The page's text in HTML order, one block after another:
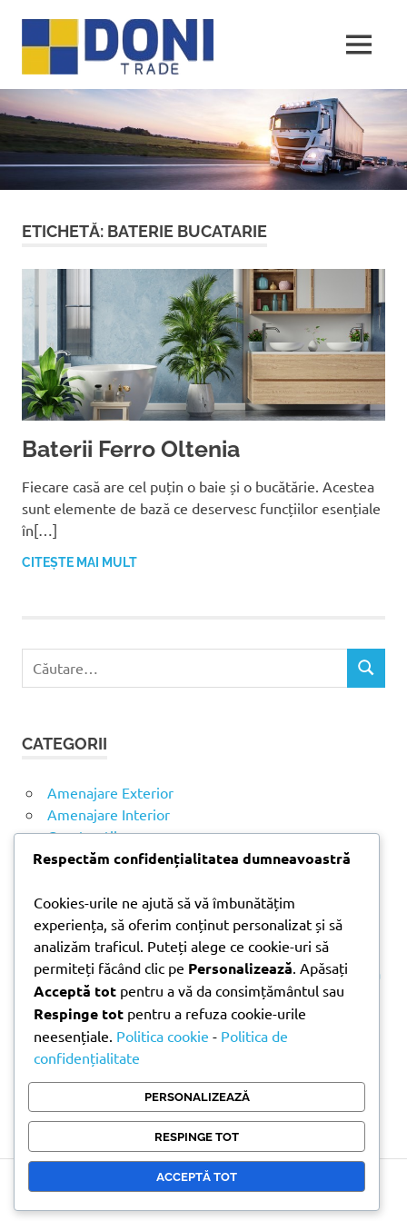
conținut
MENU
ETICHETĂ: BATERIE BUCATARIE
Baterii Ferro Oltenia
Fiecare casă are cel puțin o baie și o bucătărie. Acestea
sunt elemente de bază ce deservesc funcțiilor esențiale
în[…]
CITEȘTE MAI MULT
ă
u
p
ă
C
CATEGORII
Amenajare Exterior
Amenajare Interior
Construcții
Noutăți
ARTICOLE RECENTE
Parchet laminat sau SPC? Diferențele care contează
Materiale pentru zidărie – avantajele fiecărei soluții
și când se folosesc
Ghid practic pentru alegerea vopselei lavabile
pentru fiecare încăpere
Produse indispensabile pentru lucrările de
întreținere din timpul verii
Copyright © 2026 Doni Trade | Branding by Pion Media
Respectăm confidențialitatea dumneavoastră
Cookies-urile ne ajută să vă îmbunătățim
experiența, să oferim conținut personalizat și să
analizăm traficul. Puteți alege ce cookie-uri să
permiteți făcând clic pe Personalizează . Apăsați
Acceptă tot pentru a vă da consimțământul sau
Respinge tot pentru a refuza cookie-urile
neesențiale. Politica cookie - Politica de
confidențialitate
PERSONALIZEAZĂ
RESPINGE TOT
ACCEPTĂ TOT